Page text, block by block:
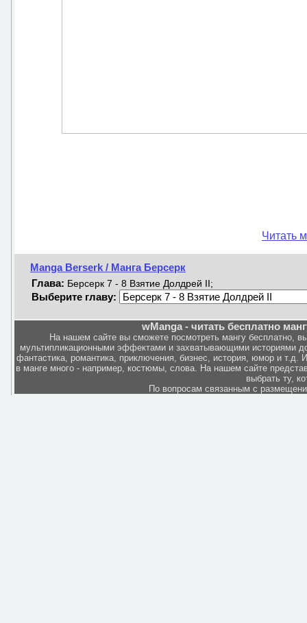
Читать
Manga Berserk / Манга Берсерк
Глава: Берсерк 7 - 8 Взятие Долдрей II;
Выберите главу:
wManga - читать бесплатно
На нашем сайте вы сможете посмотреть мангу бесплатно,
мультипликационными эффектами и захватывающими историями
фантастика, романтика, приключения, бизнес, история, юмор и
в манге много - например, костюмы, слова. На нашем сайте
выбрать ту,
По вопросам связанным с